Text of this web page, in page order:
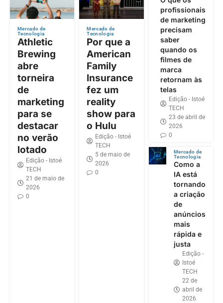
Mercado de
Tecnologia
Athletic
Brewing
abre
torneira
de
marketing
para se
destacar
no verão
lotado
Edição - Istoé
TECH
21 de maio de
2026
0
Mercado de
Tecnologia
Por que a
American
Family
Insurance
fez um
reality
show para
o Hulu
Edição - Istoé
TECH
5 de maio de
2026
0
profissionais
de marketing
precisam
saber
quando os
filmes de
marca
retornam às
telas
Edição - Istoé
TECH
23 de abril de
2026
0
Mercado de
Tecnologia
Como a
IA está
tornando
a criação
de
anúncios
mais
rápida e
justa
Edição -
Istoé
TECH
22 de
abril de
2026